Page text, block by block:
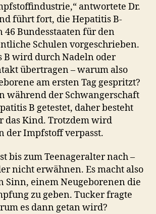
antwortete Dr.
führt fort, die Hepatitis B-
Bundesstaaten für den
Schulen vorgeschrieben.
B wird durch Nadeln oder
übertragen – warum also
am ersten Tag gespritzt?
während der Schwangerschaft
B getestet, daher besteht
das Kind. Trotzdem wird
der Impfstoff verpasst.
bis zum Teenageralter nach –
nicht erwähnen. Es macht also
Sinn, einem Neugeborenen die
zu geben. Tucker fragte
es dann getan wird?